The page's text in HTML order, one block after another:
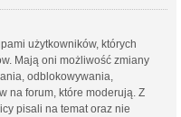
użytkowników, których
Mają oni możliwość zmiany
odblokowywania,
na forum, które moderują. Z
pisali na temat oraz nie